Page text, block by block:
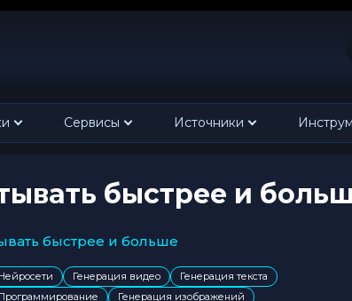
Сервисы Источники
быстрее и
быстрее и больше
Генерация видео
Генерация текста
Генерация изображений